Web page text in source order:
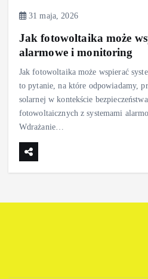
31 maja, 2026
Jak fotowoltaika może
alarmowe i monitoring
Jak fotowoltaika może wspierać
to pytanie, na które odpowiadamy,
solarnej w kontekście
fotowoltaicznych z systemami
Wdrażanie…